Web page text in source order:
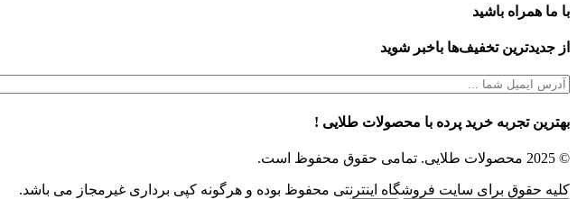
با ما همراه باشید
از جدیدترین تخفیف‌ها باخبر شوید
بهترین تجربه خرید پرده با محصولات طلایی !
© 2025 محصولات طلایی. تمامی حقوق محفوظ است.​
کلیه حقوق برای سایت فروشگاه اینترنتی محفوظ بوده و هرگونه کپی برداری غیرمجاز می باشد.